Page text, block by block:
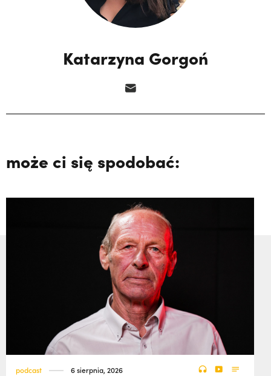
Katarzyna Gorgoń
może ci się spodobać:
podcast 6 sierpnia, 2026